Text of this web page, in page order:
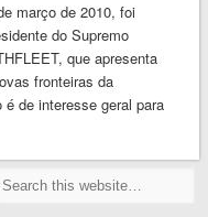
março de 2010, foi
do Supremo
que apresenta
fronteiras da
de interesse geral para